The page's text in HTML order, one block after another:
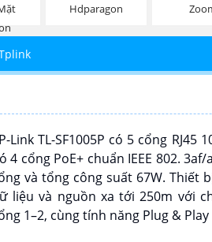
Hdparagon
Link TL-SF1005P có 5 cổng RJ45
4 cổng PoE+ chuẩn IEEE 802.
và tổng công suất 67W. Thiết
liệu và nguồn xa tới 250m với
1–2, cùng tính năng Plug &